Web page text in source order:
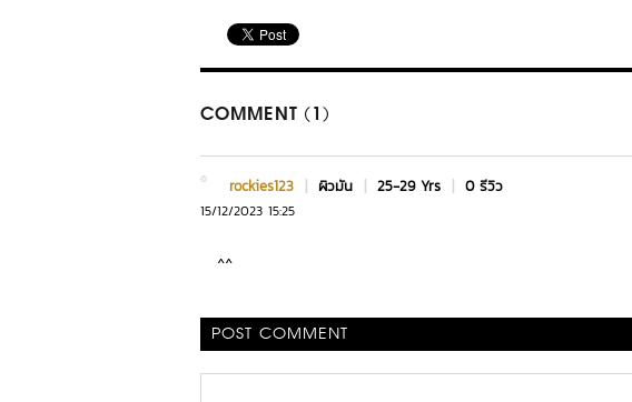
COMMENT (1)
rockies123 | ผิวมัน | 25-29 Yrs | 0 รีวิว
15/12/2023 15:25
^^
POST COMMENT